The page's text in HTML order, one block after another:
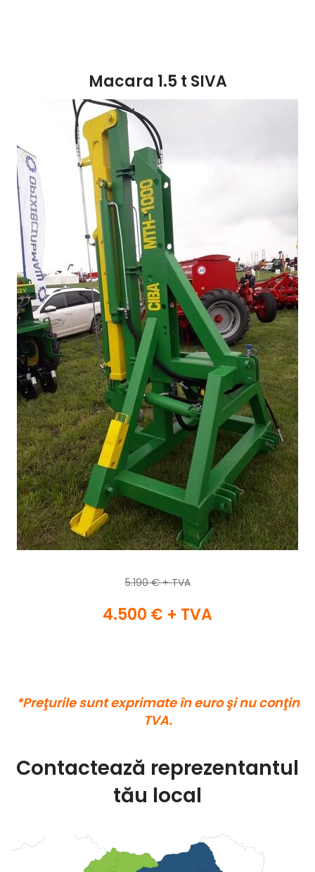
Macara 1.5 t SIVA
5.190 € + TVA
4.500 € + TVA
*Preţurile sunt exprimate în euro şi nu conţin
TVA.
Contactează reprezentantul
tău local